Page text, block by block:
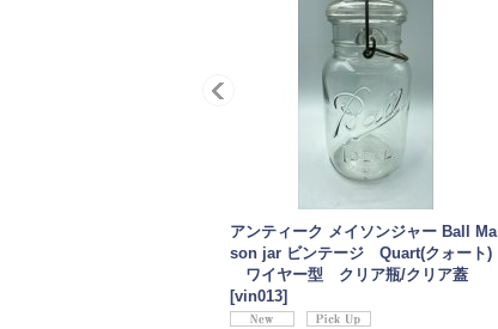
アンティーク メイソンジャー Ball Ma
son jar ビンテージ Quart(クォート)
ワイヤー型 クリア瓶/クリア蓋
[vin013]